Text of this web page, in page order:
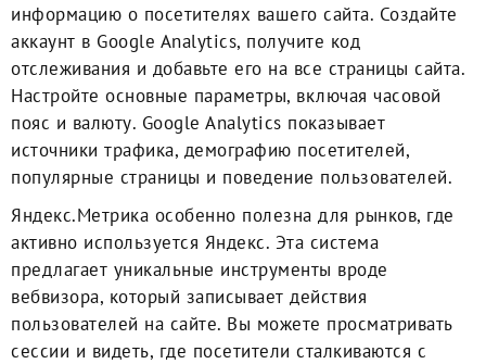
информацию о посетителях вашего сайта. Создайте
аккаунт в Google Analytics, получите код
отслеживания и добавьте его на все страницы сайта.
Настройте основные параметры, включая часовой
пояс и валюту. Google Analytics показывает
источники трафика, демографию посетителей,
популярные страницы и поведение пользователей.
Яндекс.Метрика особенно полезна для рынков, где
активно используется Яндекс. Эта система
предлагает уникальные инструменты вроде
вебвизора, который записывает действия
пользователей на сайте. Вы можете просматривать
сессии и видеть, где посетители сталкиваются с